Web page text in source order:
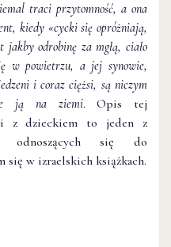
traci przytomność, a ona
kiedy «cycki się opróżniają,
jakby odrobinę za mgłą, ciało
w powietrzu, a jej synowie,
i coraz ciężsi, są niczym
ją na ziemi. Opis tej
z dzieckiem to jeden z
odnoszących się do
się w izraelskich książkach.